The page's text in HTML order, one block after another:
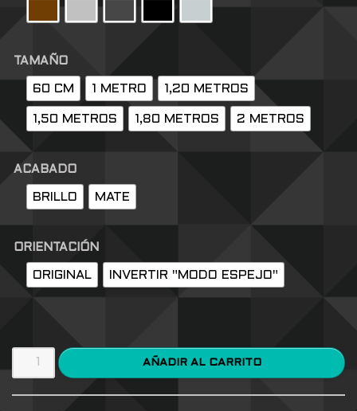
TAMAÑO
60 CM 1 METRO 1,20 METROS
1,50 METROS 1,80 METROS 2 METROS
ACABADO
BRILLO MATE
ORIENTACIÓN
ORIGINAL INVERTIR "MODO ESPEJO"
AÑADIR AL CARRITO